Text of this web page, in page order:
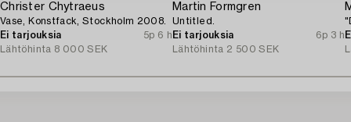
Christer Chytraeus
Vase, Konstfack, Stockholm 2008.
Ei tarjouksia
5p 6 h
Lähtöhinta 8 000 SEK
Martin Formgren
Untitled.
Ei tarjouksia
6p 3 h
Lähtöhinta 2 500 SEK